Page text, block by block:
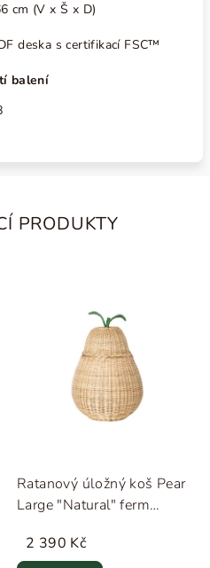
cm (V x Š x D)
deska s certifikací FSC™
balení
PRODUKTY
Ratanový úložný koš Pear
Large "Natural" ferm
2 390 Kč